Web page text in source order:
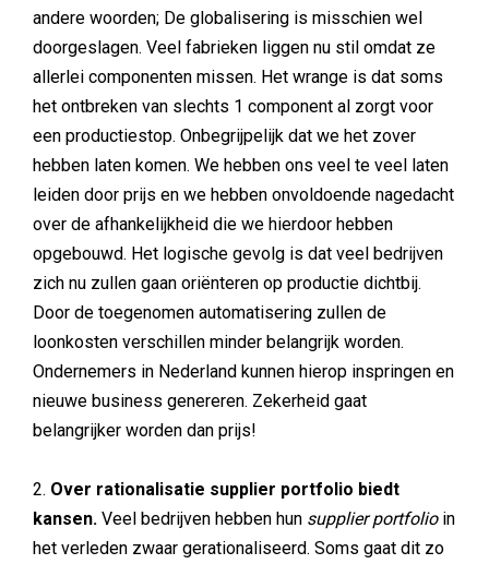
andere woorden; De globalisering is misschien wel
doorgeslagen. Veel fabrieken liggen nu stil omdat ze
allerlei componenten missen. Het wrange is dat soms
het ontbreken van slechts 1 component al zorgt voor
een productiestop. Onbegrijpelijk dat we het zover
hebben laten komen. We hebben ons veel te veel laten
leiden door prijs en we hebben onvoldoende nagedacht
over de afhankelijkheid die we hierdoor hebben
opgebouwd. Het logische gevolg is dat veel bedrijven
zich nu zullen gaan oriënteren op productie dichtbij.
Door de toegenomen automatisering zullen de
loonkosten verschillen minder belangrijk worden.
Ondernemers in Nederland kunnen hierop inspringen en
nieuwe business genereren. Zekerheid gaat
belangrijker worden dan prijs!
2. Over rationalisatie supplier portfolio biedt
kansen. Veel bedrijven hebben hun supplier portfolioin
het verleden zwaar gerationaliseerd. Soms gaat dit zo